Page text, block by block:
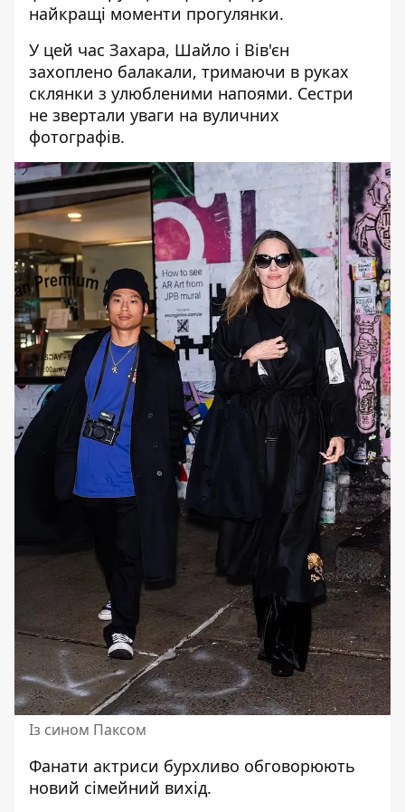
найкращі моменти прогулянки.
У цей час Захара, Шайло і Вів'єн
захоплено балакали, тримаючи в руках
склянки з улюбленими напоями. Сестри
не звертали уваги на вуличних
фотографів.
Із сином Паксом
Фанати актриси бурхливо обговорюють
новий сімейний вихід.